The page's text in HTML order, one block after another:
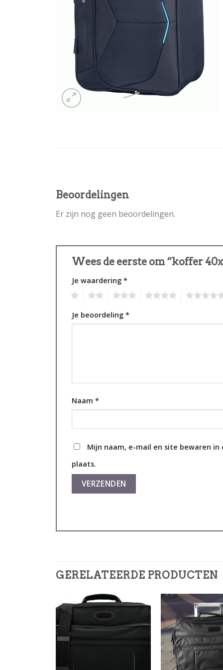
Beoordelingen
Er zijn nog geen beoordelingen.
Wees de eerste om “koffer
Je waardering *
Je beoordeling *
Naam *
Mijn naam, e-mail en site bewaren
plaats.
GERELATEERDE PRODUCTEN